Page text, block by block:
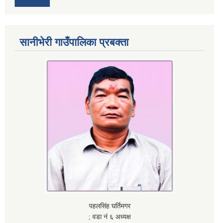
सानीभेरी गाउँपालिका प्रबक्ता
पहलसिंह घर्तिमगर
; वडा नं ६ अध्यक्ष